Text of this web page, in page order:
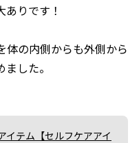
りです！
体の内側からも外側から
した。
イテム【セルフケアアイ